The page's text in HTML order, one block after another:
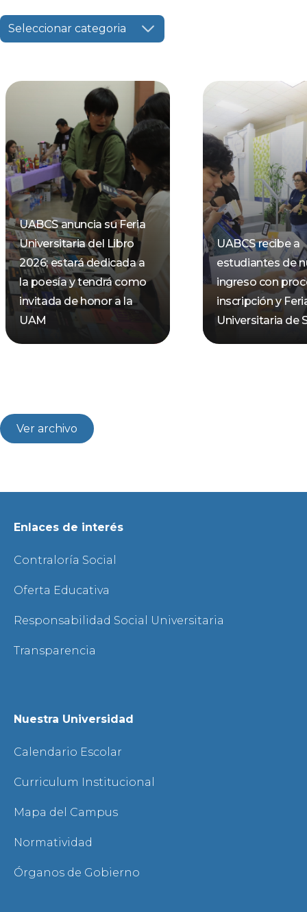
Seleccionar categoria
UABCS anuncia su Feria
Universitaria del Libro
2026; estará dedicada a
la poesía y tendrá como
invitada de honor a la
UAM
UABCS recibe a
estudiantes de
ingreso con
inscripción y
Universitaria de
Ver archivo
Enlaces de interés
Contraloría Social
Oferta Educativa
Responsabilidad Social Universitaria
Transparencia
Nuestra Universidad
Calendario Escolar
Curriculum Institucional
Mapa del Campus
Normatividad
Órganos de Gobierno